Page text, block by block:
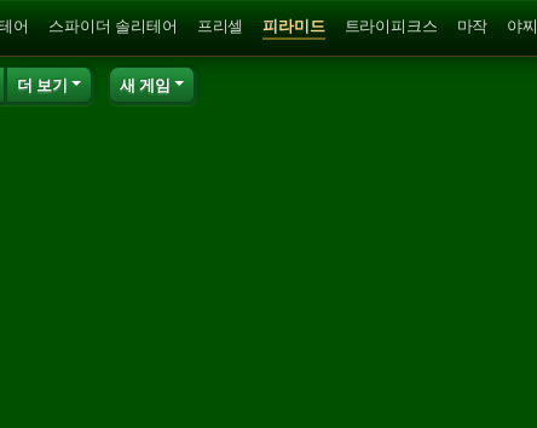
어 스파이더 솔리테어 프리셀 피라미드 트라이피크스 마작 야찌
더 보기 새 게임